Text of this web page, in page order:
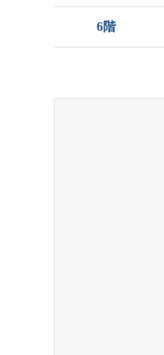
6階